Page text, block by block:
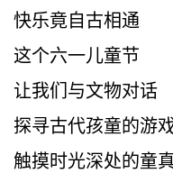
快乐竟自古相通
这个六一儿童节
让我们与文物对话
探寻古代孩童的游
触摸时光深处的童